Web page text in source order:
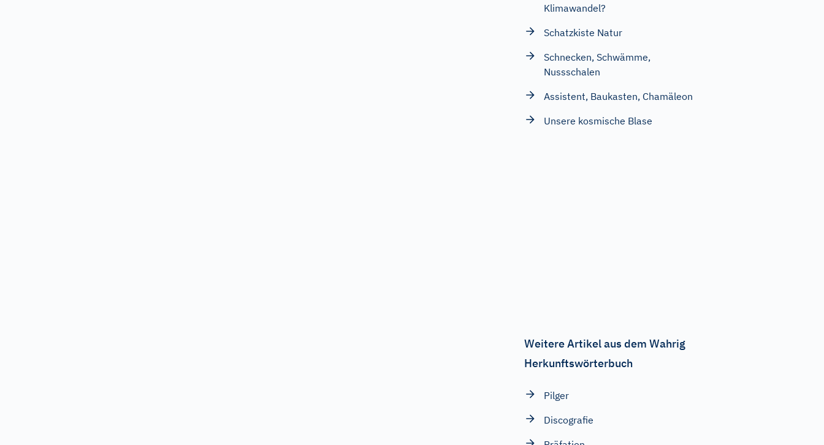
Klimawandel?
Schatzkiste Natur
Schnecken, Schwämme,
Nussschalen
Assistent, Baukasten, Chamäleon
Unsere kosmische Blase
Weitere Artikel aus dem Wahrig
Herkunftswörterbuch
Pilger
Discografie